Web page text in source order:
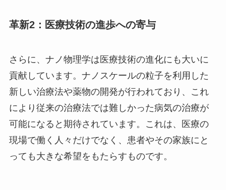
革新2：医療技術の進歩への寄与
さらに、ナノ物理学は医療技術の進化にも大いに
貢献しています。ナノスケールの粒子を利用した
新しい治療法や薬物の開発が行われており、これ
により従来の治療法では難しかった病気の治療が
可能になると期待されています。これは、医療の
現場で働く人々だけでなく、患者やその家族にと
っても大きな希望をもたらすものです。